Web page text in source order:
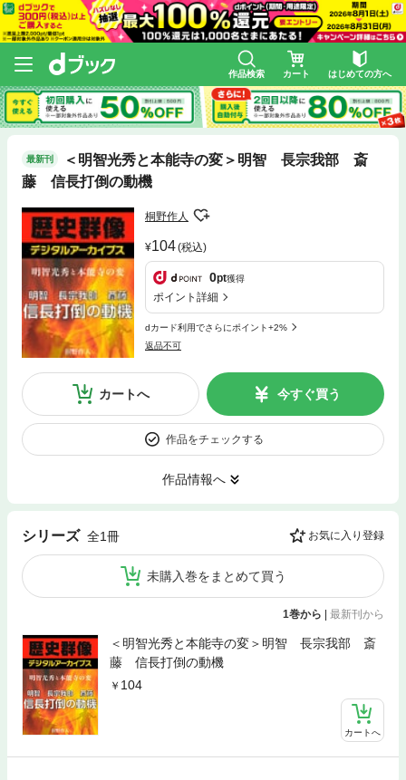
作品検索 カート はじめての方へ
最新刊
＜明智光秀と本能寺の変＞明智 長宗我部 斎
藤 信長打倒の動機
桐野作人
104(税込)
0pt獲得
ポイント詳細
dカード利用でさらにポイント+2%
返品不可
カートへ 今すぐ買う
作品をチェックする
作品情報へ
シリーズ 全1冊 お気に入り登録
未購入巻をまとめて買う
1巻から | 最新刊から
＜明智光秀と本能寺の変＞明智 長宗我部 斎
藤 信長打倒の動機
104
カートへ